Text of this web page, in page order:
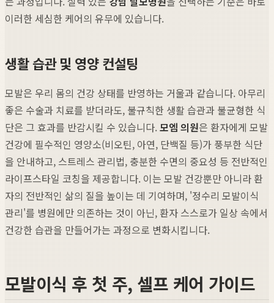
이러한 세심한 케어의 유무에 있습니다.
생활 습관 및 영양 컨설팅
모발은 우리 몸의 건강 상태를 반영하는 거울과 같습니다. 아무리
좋은 수술과 치료를 받더라도, 불규칙한 생활 습관과 불균형한 식
단은 그 효과를 반감시킬 수 있습니다.모엠 의원은 환자에게 모발
건강에 필수적인 영양소(비오틴, 아연, 단백질 등)가 풍부한 식단
을 안내하고, 스트레스 관리법, 충분한 수면의 중요성 등 전반적인
라이프스타일 코칭을 제공합니다. 이는 모발 건강뿐만 아니라 환
자의 전반적인 삶의 질을 높이는 데 기여하며, '정수리 모발이식
관리'를 병원에만 의존하는 것이 아닌, 환자 스스로가 일상 속에서
건강한 습관을 만들어가는 과정으로 변화시킵니다.
모발이식 후 첫 주, 셀프 케어 가이드